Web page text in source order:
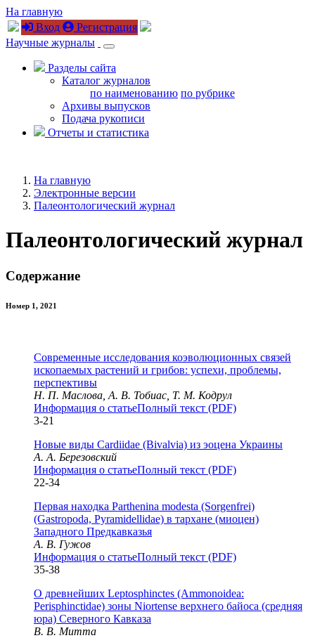
На главную
Вход
Регистрация
Научные журналы
Разделы сайта
Каталог журналов
по наименованию по рубрике
Архивы выпусков
Подача рукописи
Отчеты и статистика
На главную
Электронные версии
Палеонтологический журнал
Палеонтологический журнал
Содержание
Номер 1, 2021
Современные исследования коэволюционных связей
ископаемых растений и грибов: успехи, проблемы,
перспективы
Н. П. Маслова, А. В. Тобиас, Т. М. Кодрул
Информация о статьеПолный текст (PDF)
3-21
Новые виды Cardiidae (Bivalvia) из эоцена Украины
А. А. Березовский
Информация о статьеПолный текст (PDF)
22-34
Первая находка Parthenina modesta (Sorgenfrei)
(Gastropoda, Pyramidellidae) в тархане (миоцен)
Западного Предкавказья
А. В. Гужов
Информация о статьеПолный текст (PDF)
35-38
О древнейших Leptosphinctes (Ammonoidea:
Perisphinctidae) зоны Niortense верхнего байоса (средняя
юра) Северного Кавказа
В. В. Митта